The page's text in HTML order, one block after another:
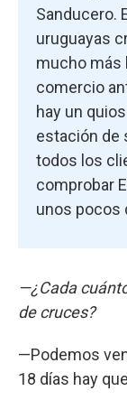
Sanducero.
uruguayas
mucho más
comercio
hay un
estación de
todos los
comprobar
unos pocos
—¿Cada
de cruces?
—Podemos
18 días hay